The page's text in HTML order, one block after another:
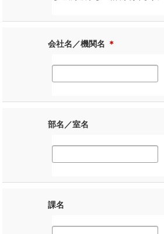
会社名／機関名 ＊
部名／室名
課名